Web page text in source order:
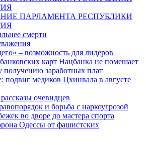
ПАРЛАМЕНТА РЕСПУБЛИКИ
смерти
– возможность для лидеров
карт Нацбанка не помешает
получению заработных плат
подвиг медиков Цхинвала в августе
очевидцев
и борьба с наркоугрозой
во дворе до мастера спорта
Одессы от фашистских